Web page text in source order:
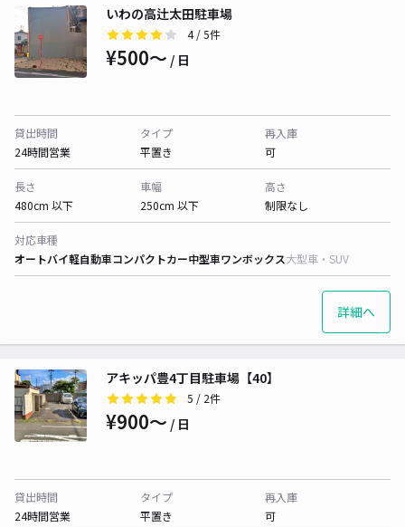
いわの高辻太田駐車場
4/ 5件
¥500〜 / 日
貸出時間
24時間営業
タイプ
平置き
再入庫
可
長さ
480cm 以下
車幅
250cm 以下
高さ
制限なし
対応車種
オートバイ軽自動車コンパクトカー中型車ワンボックス大型車・SUV
詳細へ
アキッパ豊4丁目駐車場【40】
5 / 2件
¥900〜 / 日
貸出時間
24時間営業
タイプ
平置き
再入庫
可